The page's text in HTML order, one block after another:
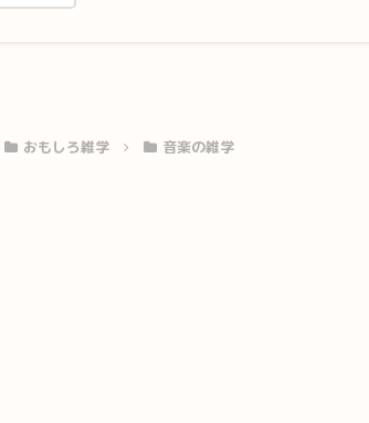
おもしろ雑学 音楽の雑学